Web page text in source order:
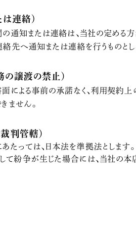
連絡）
通知または連絡は、当社の定める
先へ通知または連絡を行うものと
の譲渡の禁止）
による事前の承諾なく、利用契約
ません。
判管轄）
たっては、日本法を準拠法とします。
て紛争が生じた場合には、当社の